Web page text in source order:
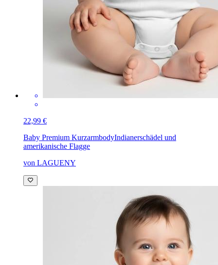
22,99 €
Baby Premium KurzarmbodyIndianerschädel und
amerikanische Flagge
von LAGUENY